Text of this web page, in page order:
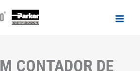
CONTADOR DE